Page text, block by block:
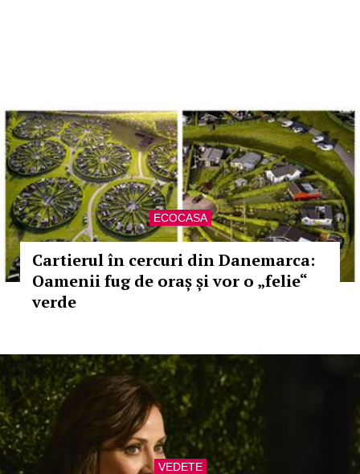
ECOCASA
Cartierul în cercuri din Danemarca:
Oamenii fug de oraș și vor o „felie“
verde
VEDETE